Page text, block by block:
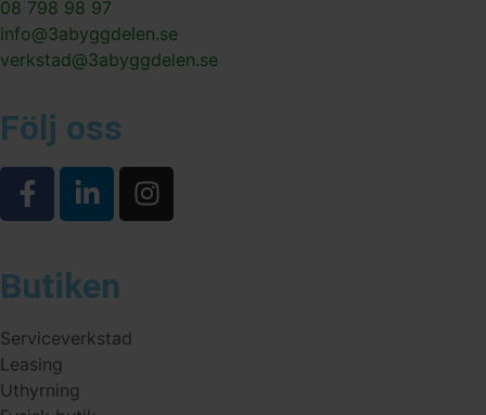
08 798 98 97
info@3abyggdelen.se
verkstad@3abyggdelen.se
Följ oss
Butiken
Serviceverkstad
Leasing
Uthyrning